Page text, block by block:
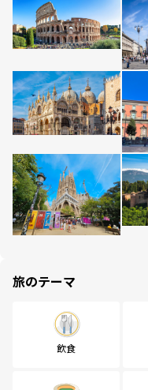
旅のテーマ
飲食